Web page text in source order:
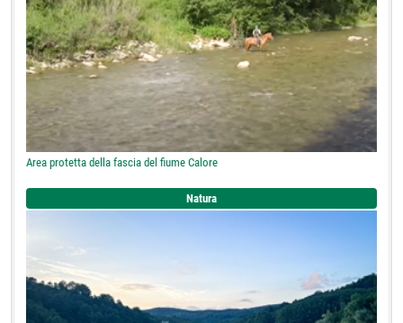
Area protetta della fascia del fiume Calore
Natura